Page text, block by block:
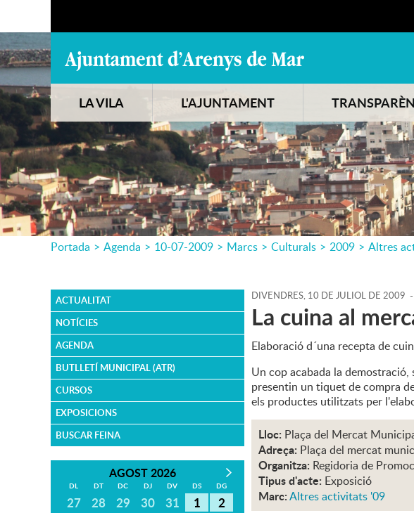
LA VILA L'AJUNTAMENT
Portada > Agenda > 10-07-2009 > Marcs > Culturals > 2009 > Altres
ACTUALITAT
NOTÍCIES
AGENDA
BUTLLETÍ MUNICIPAL (ATR)
CURSOS
EXPOSICIONS
BUSCAR FEINA
AGOST 2026
DL DT DC DJ DV DS DG
27 28 29 30 31 1
2
DIVENDRES, 10 DE JULIOL DE 2009 -
La cuina al
Elaboració d´una recepta de
Un cop acabada la
presentin un tiquet de compra
els productes utilitzats per
Lloc: Plaça del Mercat
Adreça: Plaça del mercat
Organitza: Regidoria de
Tipus d'acte: Exposició
Marc:Altres activitats '09